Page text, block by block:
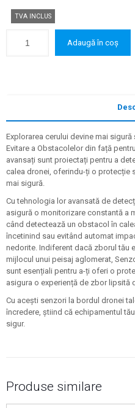
a
fost:
649,0 lei.
TVA INCLUS
Adaugă în coș
Explorarea cerului devine mai
Evitare a Obstacolelor din față
avansați sunt proiectați pentru a
calea dronei, oferindu-ți o protecție
mai sigură.
Cu tehnologia lor avansată de
asigură o monitorizare constantă a
când detectează un obstacol în
încetinind sau evitând automat
nedorite. Indiferent dacă zborul tău
mijlocul unui peisaj aglomerat,
sunt esențiali pentru a-ți oferi o
asigura o experiență de zbor lipsită
Cu acești senzori la bordul dronei
încredere, știind că echipamentul
sigur.
Produse similare